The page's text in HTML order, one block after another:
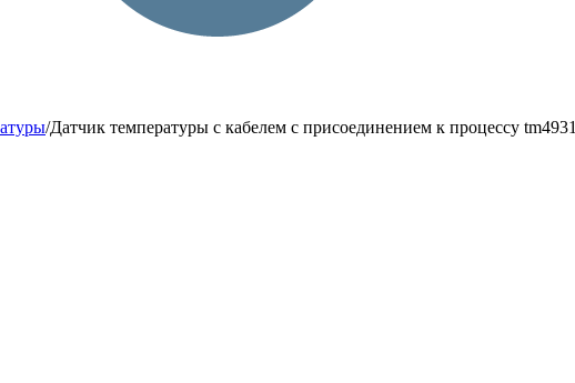
/Датчик температуры с кабелем с присоединением к процессу tm4931